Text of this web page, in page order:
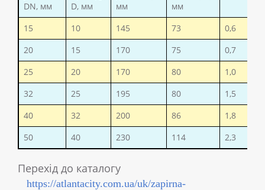
DN, мм
D, мм
мм
мм
15 10 145 73 0,6
20
15 170 75 0,7
25
20 170 80 1,0
32
25 195 80 1,5
40
32 200 86 1,8
50
40 230 114 2,3
Перехід до каталогу
https://atlantacity.com.ua/uk/zapirna-